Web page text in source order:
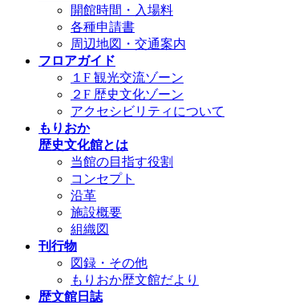
開館時間・入場料
各種申請書
周辺地図・交通案内
フロアガイド
１F 観光交流ゾーン
２F 歴史文化ゾーン
アクセシビリティについて
もりおか
歴史文化館とは
当館の目指す役割
コンセプト
沿革
施設概要
組織図
刊行物
図録・その他
もりおか歴文館だより
歴文館日誌